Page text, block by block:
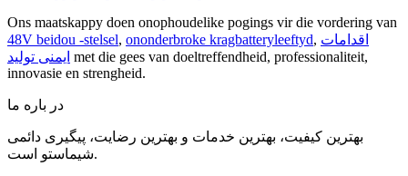
Ons maatskappy doen onophoudelike pogings vir die vordering van
48V beidou -stelsel, ononderbroke kragbatteryleeftyd, اقدامات
ایمنی تولید met die gees van doeltreffendheid, professionaliteit,
innovasie en strengheid.
در باره ما
بهترین کیفیت، بهترین خدمات و بهترین رضایت، پیگیری دائمی
شیماستو است.